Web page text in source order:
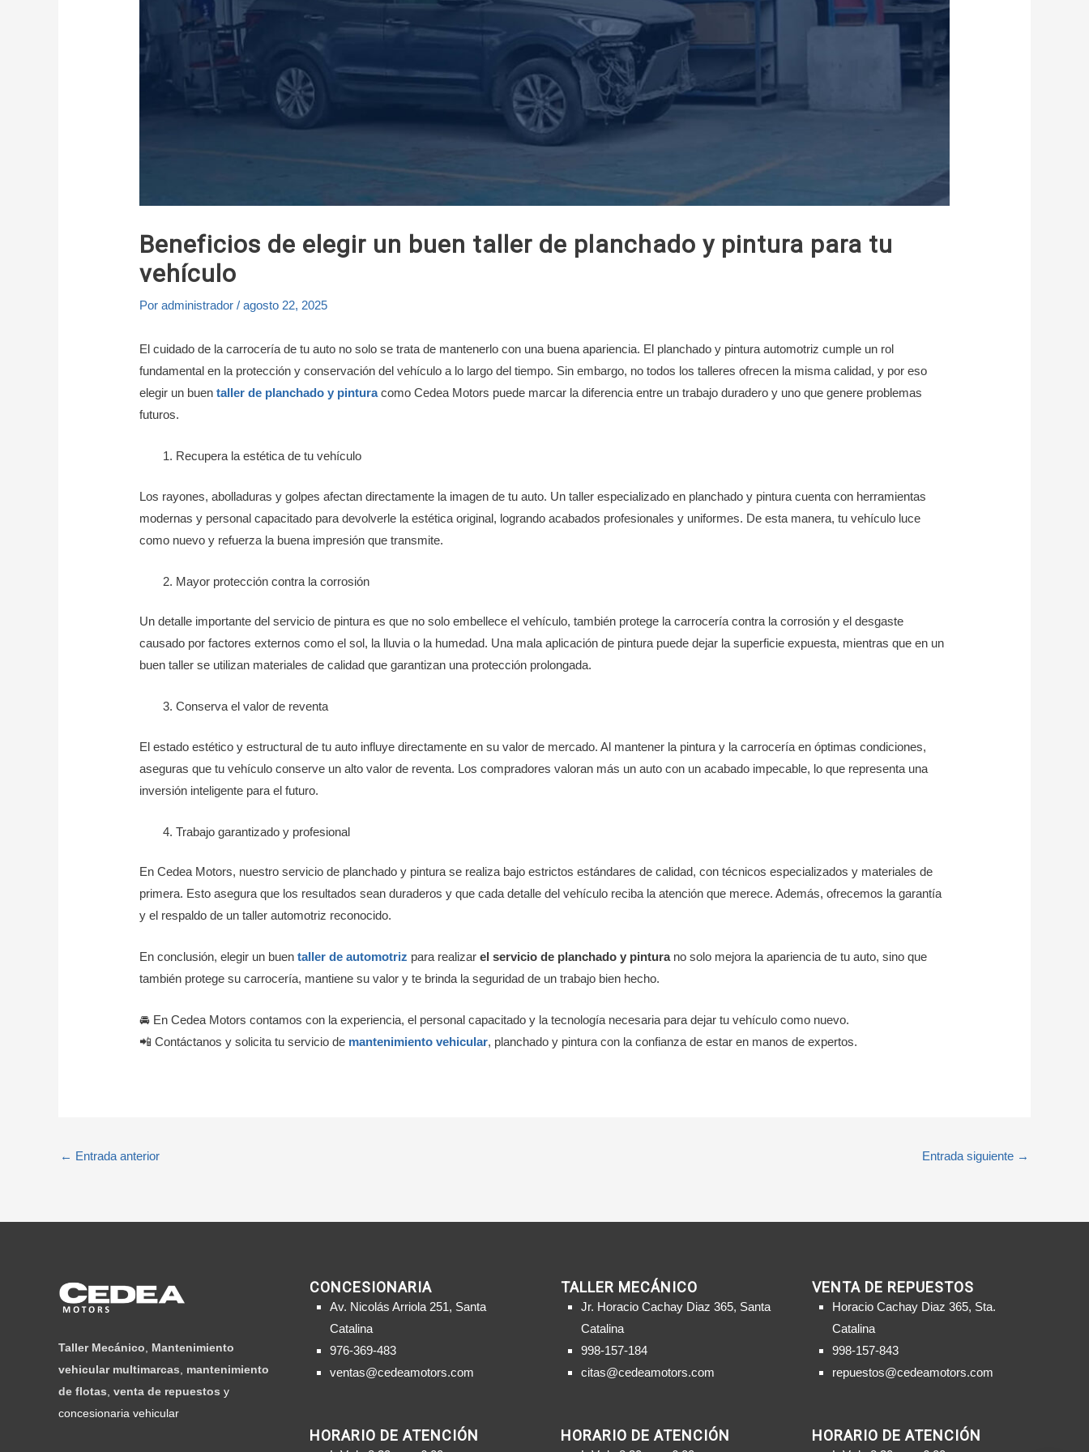
Beneficios de elegir un buen taller de planchado y pintura para tu
vehículo
Poradministrador/agosto 22, 2025
El cuidado de la carrocería de tu auto no solo se trata de mantenerlo con una buena apariencia. El planchado y pintura automotriz cumple un rol
fundamental en la protección y conservación del vehículo a lo largo del tiempo. Sin embargo, no todos los talleres ofrecen la misma calidad, y por eso
elegir un buentaller de planchado y pinturacomo Cedea Motors puede marcar la diferencia entre un trabajo duradero y uno que genere problemas
futuros.
Recupera la estética de tu vehículo
Los rayones, abolladuras y golpes afectan directamente la imagen de tu auto. Un taller especializado en planchado y pintura cuenta con herramientas
modernas y personal capacitado para devolverle la estética original, logrando acabados profesionales y uniformes. De esta manera, tu vehículo luce
como nuevo y refuerza la buena impresión que transmite.
Mayor protección contra la corrosión
Un detalle importante del servicio de pintura es que no solo embellece el vehículo, también protege la carrocería contra la corrosión y el desgaste
causado por factores externos como el sol, la lluvia o la humedad. Una mala aplicación de pintura puede dejar la superficie expuesta, mientras que en un
buen taller se utilizan materiales de calidad que garantizan una protección prolongada.
Conserva el valor de reventa
El estado estético y estructural de tu auto influye directamente en su valor de mercado. Al mantener la pintura y la carrocería en óptimas condiciones,
aseguras que tu vehículo conserve un alto valor de reventa. Los compradores valoran más un auto con un acabado impecable, lo que representa una
inversión inteligente para el futuro.
Trabajo garantizado y profesional
En Cedea Motors, nuestro servicio de planchado y pintura se realiza bajo estrictos estándares de calidad, con técnicos especializados y materiales de
primera. Esto asegura que los resultados sean duraderos y que cada detalle del vehículo reciba la atención que merece. Además, ofrecemos la garantía
y el respaldo de un taller automotriz reconocido.
En conclusión, elegir un buen taller de automotriz para realizar el servicio de planchado y pinturano solo mejora la apariencia de tu auto, sino que
también protege su carrocería, mantiene su valor y te brinda la seguridad de un trabajo bien hecho.
🚘 En Cedea Motors contamos con la experiencia, el personal capacitado y la tecnología necesaria para dejar tu vehículo como nuevo.
📲 Contáctanos y solicita tu servicio de mantenimiento vehicular, planchado y pintura con la confianza de estar en manos de expertos.
← Entrada anterior Entrada siguiente →
Taller Mecánico, Mantenimiento
vehicular multimarcas, mantenimiento
de flotas, venta de repuestos y
concesionaria vehicular
CONCESIONARIA
Av. Nicolás Arriola 251, Santa
Catalina
976-369-483
ventas@cedeamotors.com
HORARIO DE ATENCIÓN
TALLER MECÁNICO
Jr. Horacio Cachay Diaz 365, Santa
Catalina
998-157-184
citas@cedeamotors.com
HORARIO DE ATENCIÓN
VENTA DE REPUESTOS
Horacio Cachay Diaz 365, Sta.
Catalina
998-157-843
repuestos@cedeamotors.com
HORARIO DE ATENCIÓN